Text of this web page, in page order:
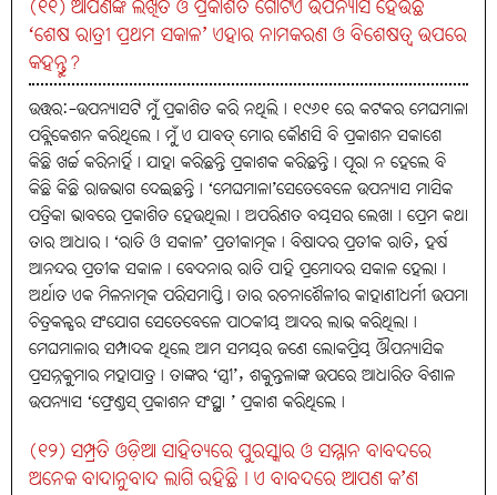
(୧୧) ଆପଣଙ୍କ ଲିଖିତ ଓ ପ୍ରକାଶିତ ଗୋଟିଏ ଉପନ୍ୟାସ ହେଉଛି
‘ଶେଷ ରାତ୍ରୀ ପ୍ରଥମ ସକାଳ’ ଏହାର ନାମକରଣ ଓ ବିଶେଷତ୍ବ ଉପରେ
କହନ୍ତୁ?
ଉତ୍ତର:-ଉପନ୍ୟାସଟି ମୁଁ ପ୍ରକାଶିତ କରି ନଥିଲି। ୧୯୬୧ ରେ କଟକର ମେଘମାଳା
ପବ୍ଲିକେଶନ କରିଥିଲେ। ମୁଁ ଏ ଯାବତ୍‌ ମୋର କୌଣସି ବି ପ୍ରକାଶନ ସକାଶେ
କିଛି ଖର୍ଚ୍ଚ କରିନାର୍ହି। ଯାହା କରିଛନ୍ତି ପ୍ରକାଶକ କରିଛନ୍ତି। ପୂରା ନ ହେଲେ ବି
କିଛି କିଛି ରାଜଭାଗ ଦେଇଛନ୍ତି। ‘ମେଘମାଳା’ସେତେବେଳେ ଉପନ୍ୟାସ ମାସିକ
ପତ୍ରିକା ଭାବରେ ପ୍ରକାଶିତ ହେଉଥିଲା। ଅପରିଣତ ବୟସର ଲେଖା। ପ୍ରେମ କଥା
ତାର ଆଧାର। ‘ରାତି ଓ ସକାଳ’ ପ୍ରତୀକାତ୍ମକ। ବିଷାଦର ପ୍ରତୀକ ରାତି, ହର୍ଷ
ଆନନ୍ଦର ପ୍ରତୀକ ସକାଳ। ବେଦନାର ରାତି ପାହି ପ୍ରମୋଦର ସକାଳ ହେଲା।
ଅର୍ଥାତ ଏକ ମିଳନାତ୍ମକ ପରିସମାପ୍ତି। ତାର ରଚନାଶୈଳୀର କାହାଣୀଧର୍ମୀ ଉପମା
ଚିତ୍ରକଳ୍ପର ସଂଯୋଗ ସେତେବେଳେ ପାଠକୀୟ ଆଦର ଲାଭ କରିଥିଲା।
ମେଘମାଳାର ସମ୍ପାଦକ ଥିଲେ ଆମ ସମୟର ଜଣେ ଲୋକପ୍ରିୟ ଔପନ୍ୟାସିକ
ପ୍ରସନ୍ନକୁମାର ମହାପାତ୍ର। ତାଙ୍କର ‘ସ୍ତ୍ରୀ’, ଶକୁନ୍ତଳାଙ୍କ ଉପରେ ଆଧାରିତ ବିଶାଳ
ଉପନ୍ୟାସ ‘ଫ୍ରେଣ୍ଡସ୍‌ ପ୍ରକାଶନ ସଂସ୍ଥା ’ ପ୍ରକାଶ କରିଥିଲେ।
(୧୨) ସମ୍ପ୍ରତି ଓଡ଼ିଆ ସାହିତ୍ୟରେ ପୁରସ୍କାର ଓ ସମ୍ମାନ ବାବଦରେ
ଅନେକ ବାଦାନୁବାଦ ଲାଗି ରହିଛି। ଏ ବାବଦରେ ଆପଣ କ’ଣ